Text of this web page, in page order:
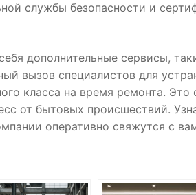
службы безопасности и
дополнительные сервисы,
вызов специалистов для
класса на время ремонта. Это
от бытовых происшествий.
оперативно свяжутся с